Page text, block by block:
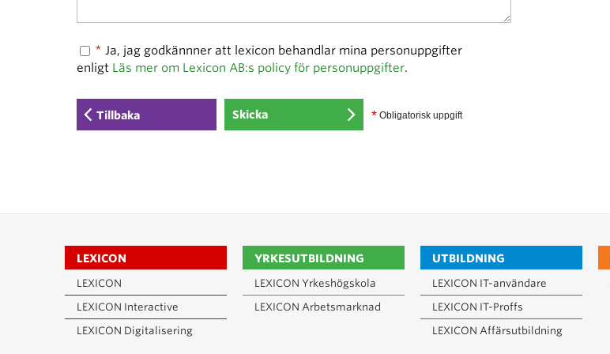
* Ja, jag godkännner att lexicon behandlar mina personuppgifter
enligt Läs mer om Lexicon AB:s policy för personuppgifter.
Tillbaka * Obligatorisk uppgift
LEXICON
LEXICON
LEXICON Interactive
LEXICON Digitalisering
YRKESUTBILDNING
LEXICON Yrkeshögskola
LEXICON Arbetsmarknad
UTBILDNING
LEXICON IT-användare
LEXICON IT-Proffs
LEXICON Affärsutbildning